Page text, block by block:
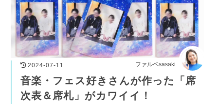
ファルベsasaki
2024-07-11
音楽・フェス好きさんが作った「席
次表＆席札」がカワイイ！